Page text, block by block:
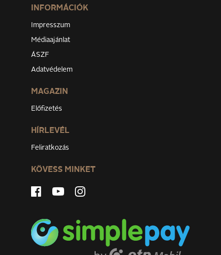
INFORMÁCIÓK
Impresszum
Médiaajánlat
ÁSZF
Adatvédelem
MAGAZIN
Előfizetés
HÍRLEVÉL
Feliratkozás
KÖVESS MINKET